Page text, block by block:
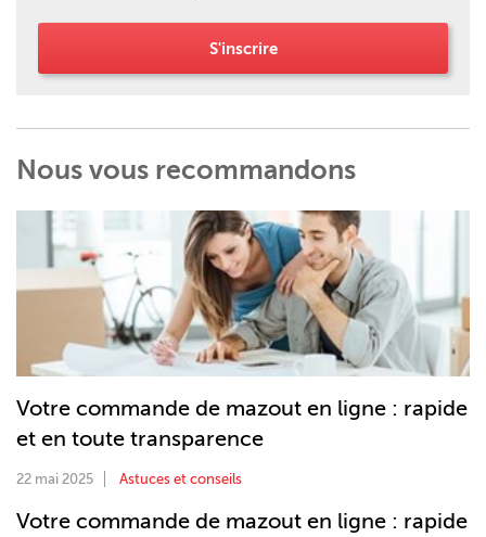
S'inscrire
Nous vous recommandons
Votre commande de mazout en ligne : rapide
et en toute transparence
22 mai 2025 Astuces et conseils
Votre commande de mazout en ligne : rapide